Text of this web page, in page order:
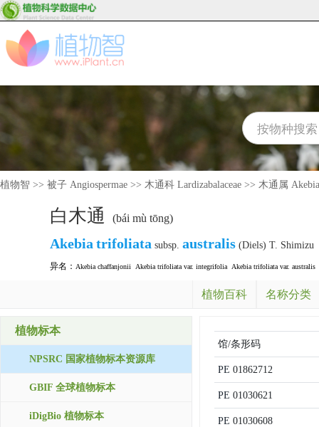
植物智 >> 被子 Angiospermae >> 木通科 Lardizabalaceae >> 木通属 Akebia
白木通 (bái mù tōng)
Akebia trifoliata subsp. australis (Diels) T. Shimizu
异名： Akebia chaffanjonii Akebia trifoliata var. integrifolia Akebia trifoliata var. australis
植物百科 名称分类
植物标本
NPSRC 国家植物标本资源库
GBIF 全球植物标本
iDigBio 植物标本
馆/条形码
PE 01862712
PE 01030621
PE 01030608